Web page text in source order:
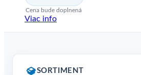
Cena bude doplnená
Viac info
SORTIMENT